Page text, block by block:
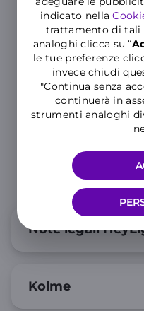
indicato nella
trattamento di tali
analoghi clicca su “
le tue preferenze
invece chiudi
"Continua senza
continuerà in
strumenti analoghi
Note legali
Kolme